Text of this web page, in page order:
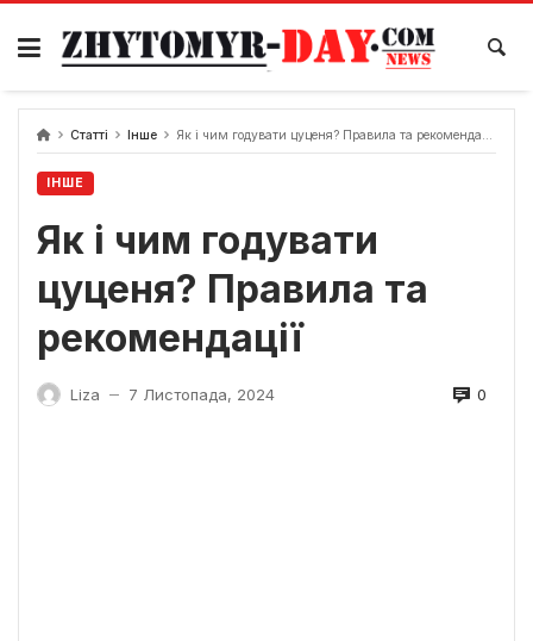
Skip
content
Статті Інше Як і чим годувати цуценя? Правила та рекомендації
ІНШЕ
Як і чим годувати
цуценя? Правила та
рекомендації
Liza — 7 Листопада, 2024 0